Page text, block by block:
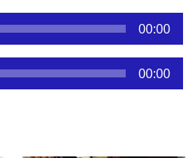
00:00
00:00